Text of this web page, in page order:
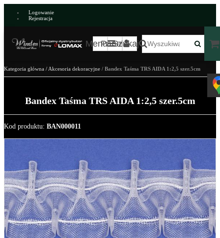
Logowanie
Rejestracja
MenuPanelSzukaj
Kategoria główna / Akcesoria dekoracyjne / Bandex Taśma TRS AIDA 1:2,5 szer.5cm
Bandex Taśma TRS AIDA 1:2,5 szer.5cm
Kod produktu: BAN000011